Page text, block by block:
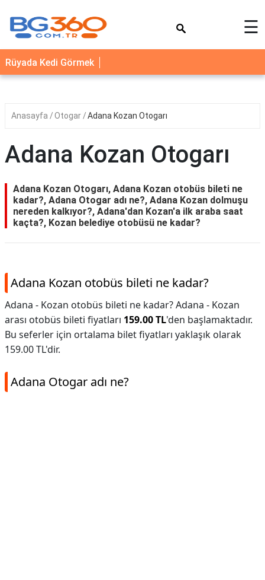
YEMEK
TARİFLERİ
SAĞLIK
☰
Rüyada Kedi Görmek
Anasayfa Otogar Adana Kozan Otogarı
Adana Kozan Otogarı
Adana Kozan Otogarı, Adana Kozan otobüs bileti ne
kadar?, Adana Otogar adı ne?, Adana Kozan dolmuşu
nereden kalkıyor?, Adana'dan Kozan'a ilk araba saat
kaçta?, Kozan belediye otobüsü ne kadar?
Adana Kozan otobüs bileti ne kadar?
Adana - Kozan otobüs bileti ne kadar? Adana - Kozan
arası otobüs bileti fiyatları 159.00 TL'den başlamaktadır.
Bu seferler için ortalama bilet fiyatları yaklaşık olarak
159.00 TL'dir.
Adana Otogar adı ne?